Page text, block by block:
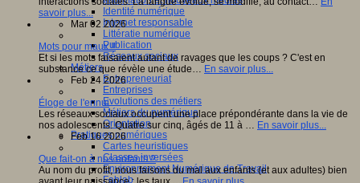
Identité numérique
Internet responsable
Littératie numérique
Publication
Réseaux sociaux
Métiers
Entrepreneuriat
Entreprises
Evolutions des métiers
Métiers du numérique
Orientation
Pratiques numériques
Cartes heuristiques
Classes inversées
Environnement Numérique de Travail
Fablab
savoir plus...
Mar 02 2026
Mots pour maux !!
Et si les mots faisaient autant de ravages que les coups ? C'est en
substance ce que révèle une étude… En savoir plus...
Feb 24 2026
Éloge de l'ennui
Les réseaux sociaux occupent une place prépondérante dans la vie de
nos adolescents. Quatre sur cinq, âgés de 11 à … En savoir plus...
Feb 16 2026
Que fait-on à nos enfants ?
Au nom du profit, nous faisons du mal aux enfants (et aux adultes) bien